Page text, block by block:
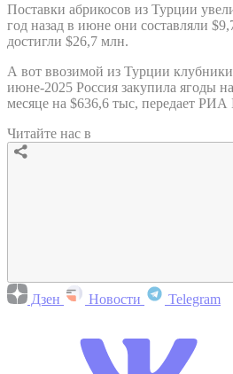
Поставки абрикосов из Турции
год назад в июне они составляли
достигли $26,7 млн.
А вот ввозимой из Турции
июне-2025 Россия закупила ягоды
месяце на $636,6 тыс, передает РИА
Читайте нас в
Дзен Новости Telegram